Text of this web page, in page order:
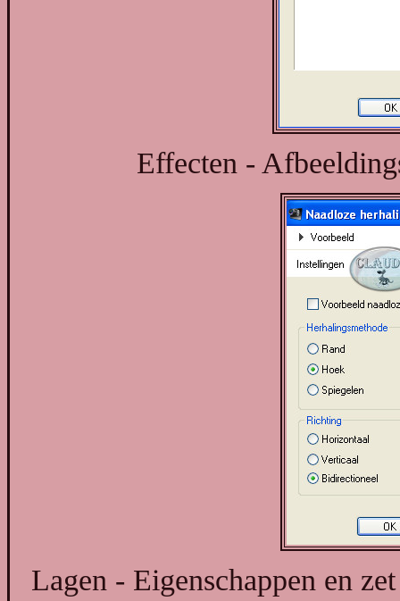
Effecten -
Lagen - Eigenschappen en